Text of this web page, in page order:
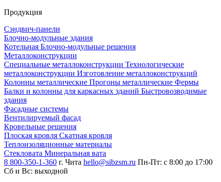
Продукция
Сэндвич-панели
Блочно-модульные здания
Котельная Блочно-модульные решения
Металлоконструкции
Специальные металлоконструкции Технологические
металлоконструкции Изготовление металлоконструкций
Колонны металлические Прогоны металлические Фермы
Балки и колонны для каркасных зданий Быстровозводимые
здания
Фасадные системы
Вентилируемый фасад
Кровельные решения
Плоская кровля Скатная кровля
Теплоизоляцион­ные материалы
Стекловата Минеральная вата
8 800-350-1-360 г. Чита hello@sibzsm.ru Пн-Пт: с 8:00 до 17:00
Сб и Вс: выходной